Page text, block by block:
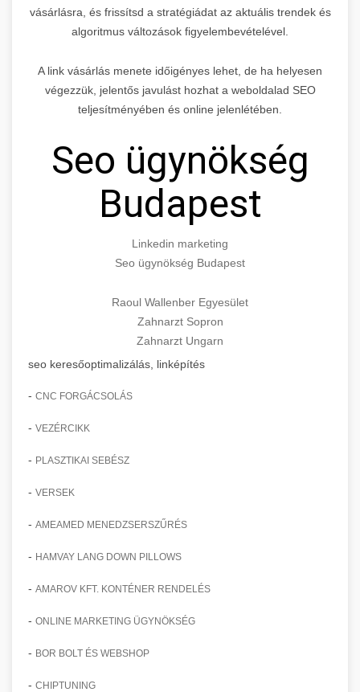
vásárlásra, és frissítsd a stratégiádat az aktuális trendek és
algoritmus változások figyelembevételével.
A link vásárlás menete időigényes lehet, de ha helyesen
végezzük, jelentős javulást hozhat a weboldalad SEO
teljesítményében és online jelenlétében.
Seo ügynökség
Budapest
Linkedin marketing
Seo ügynökség Budapest
Raoul Wallenber Egyesület
Zahnarzt Sopron
Zahnarzt Ungarn
seo keresőoptimalizálás, linképítés
- CNC FORGÁCSOLÁS
- VEZÉRCIKK
- PLASZTIKAI SEBÉSZ
- VERSEK
- AMEAMED MENEDZSERSZŰRÉS
- HAMVAY LANG DOWN PILLOWS
- AMAROV KFT. KONTÉNER RENDELÉS
- ONLINE MARKETING ÜGYNÖKSÉG
- BOR BOLT ÉS WEBSHOP
- CHIPTUNING